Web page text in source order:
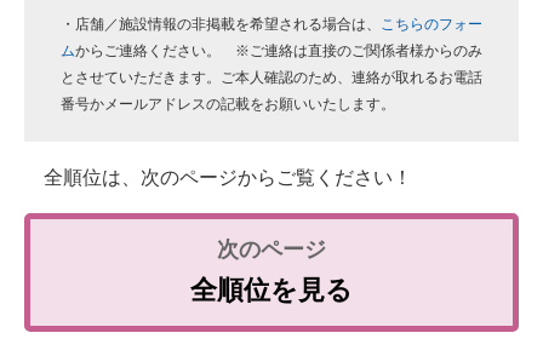
・店舗／施設情報の非掲載を希望される場合は、 こちらのフォー
ムからご連絡ください。 ※ご連絡は直接のご関係者様からのみ
とさせていただきます。ご本人確認のため、連絡が取れるお電話
番号かメールアドレスの記載をお願いいたします。
全順位は、次のページからご覧ください！
全順位を見る